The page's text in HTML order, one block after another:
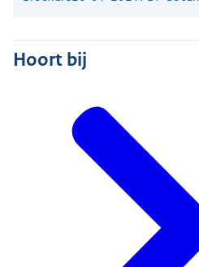
Hoort bij